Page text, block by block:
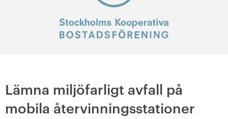
MINA SIDOR
Lämna miljöfarligt avfall på
mobila återvinningsstationer